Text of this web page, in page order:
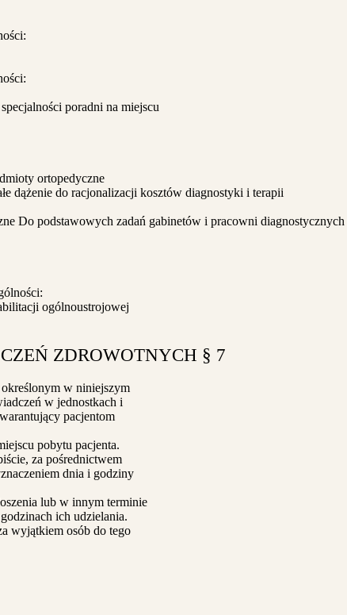
poradni na miejscu
ortopedyczne
dążenie do racjonalizacji kosztów diagnostyki i terapii
Do podstawowych zadań gabinetów i pracowni diagnostycznych
ogólnoustrojowej
ZDROWOTNYCH § 7
w niniejszym
w jednostkach i
pacjentom
pobytu pacjenta.
za pośrednictwem
dnia i godziny
lub w innym terminie
ich udzielania.
wyjątkiem osób do tego